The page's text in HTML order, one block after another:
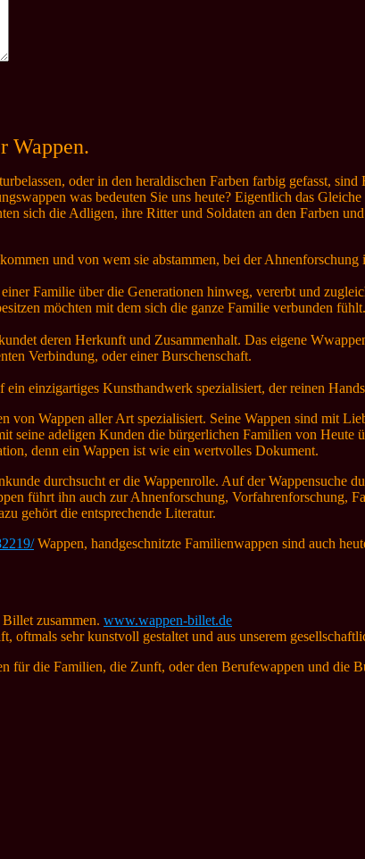
Wappen.
oder in den heraldischen Farben farbig gefasst, sind
was bedeuten Sie uns heute? Eigentlich das
sich die Adligen, ihre Ritter und Soldaten an den Farben
und von wem sie abstammen, bei der
Familie über die Generationen hinweg, vererbt und
möchten mit dem sich die ganze Familie verbunden
deren Herkunft und Zusammenhalt. Das eigene
Verbindung, oder einer Burschenschaft.
einzigartiges Kunsthandwerk spezialisiert, der reinen
von Wappen aller Art spezialisiert. Seine Wappen sind mit
seine adeligen Kunden die bürgerlichen Familien von
denn ein Wappen ist wie ein wertvolles Dokument.
durchsucht er die Wappenrolle. Auf der Wappensuche
führt ihn auch zur Ahnenforschung, Vorfahrenforschung,
gehört die entsprechende Literatur.
Wappen, handgeschnitzte Familienwappen sind auch
zusammen. www.wappen-billet.de
oftmals sehr kunstvoll gestaltet und aus unserem
für die Familien, die Zunft, oder den Berufewappen und die